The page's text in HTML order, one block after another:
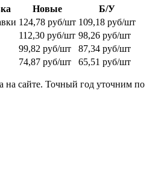
Новые
Б/У
124,78 руб/шт 109,18 руб/шт
112,30 руб/шт 98,26 руб/шт
99,82 руб/шт 87,34 руб/шт
74,87 руб/шт 65,51 руб/шт
на сайте. Точный год уточним по